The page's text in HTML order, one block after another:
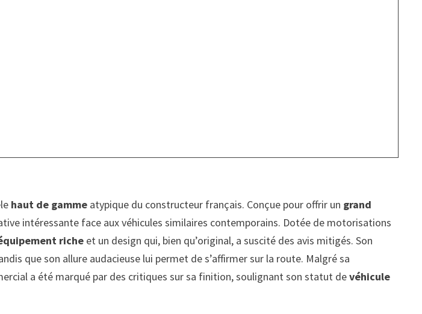
haut de gamme atypique du constructeur français. Conçue pour offrir un grand
intéressante face aux véhicules similaires contemporains. Dotée de motorisations
riche et un design qui, bien qu’original, a suscité des avis mitigés. Son
que son allure audacieuse lui permet de s’affirmer sur la route. Malgré sa
a été marqué par des critiques sur sa finition, soulignant son statut devéhicule